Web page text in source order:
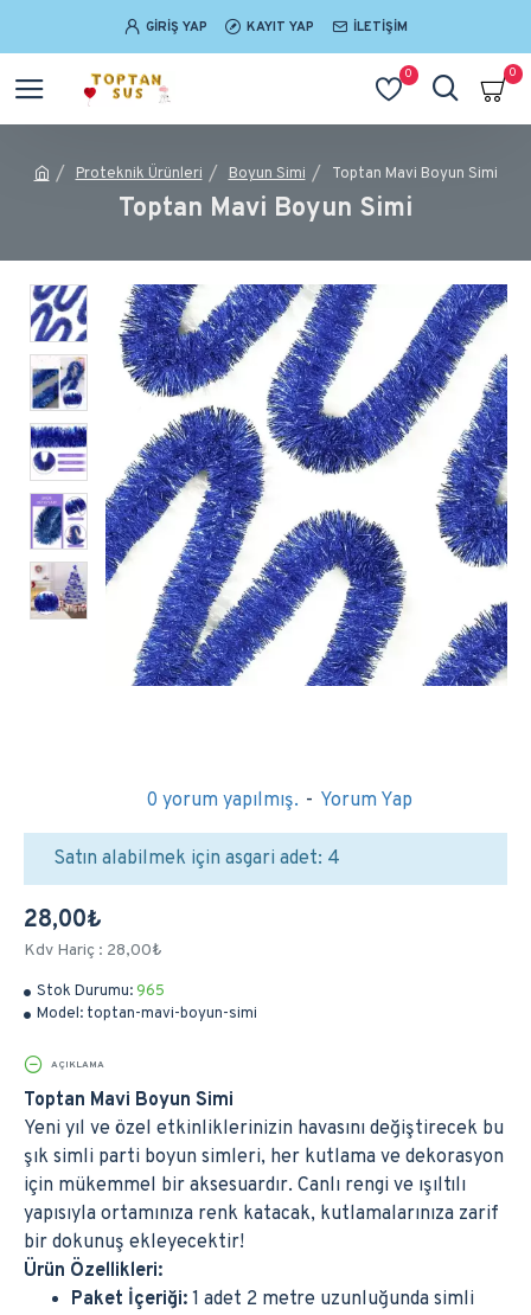
GIRIŞ YAP KAYIT YAP İLETIŞIM
0 0
Proteknik Ürünleri Boyun Simi Toptan Mavi Boyun Simi
Toptan Mavi Boyun Simi
Stok Durumu: 965
Model: toptan-mavi-boyun-simi
0 yorum yapılmış. - Yorum Yap
28,00₺
Kdv Hariç : 28,00₺
Satın alabilmek için asgari adet: 4
AÇIKLAMA
Toptan Mavi Boyun Simi
Yeni yıl ve özel etkinliklerinizin havasını değiştirecek bu
şık simli parti boyun simleri, her kutlama ve dekorasyon
için mükemmel bir aksesuardır. Canlı rengi ve ışıltılı
yapısıyla ortamınıza renk katacak, kutlamalarınıza zarif
bir dokunuş ekleyecektir!
Ürün Özellikleri:
Paket İçeriği: 1 adet 2 metre uzunluğunda simli